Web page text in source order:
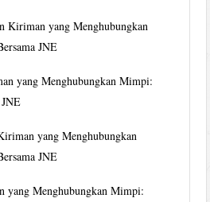
Kiriman yang Menghubungkan
JNE
yang Menghubungkan Mimpi:
yang Menghubungkan
JNE
yang Menghubungkan Mimpi: